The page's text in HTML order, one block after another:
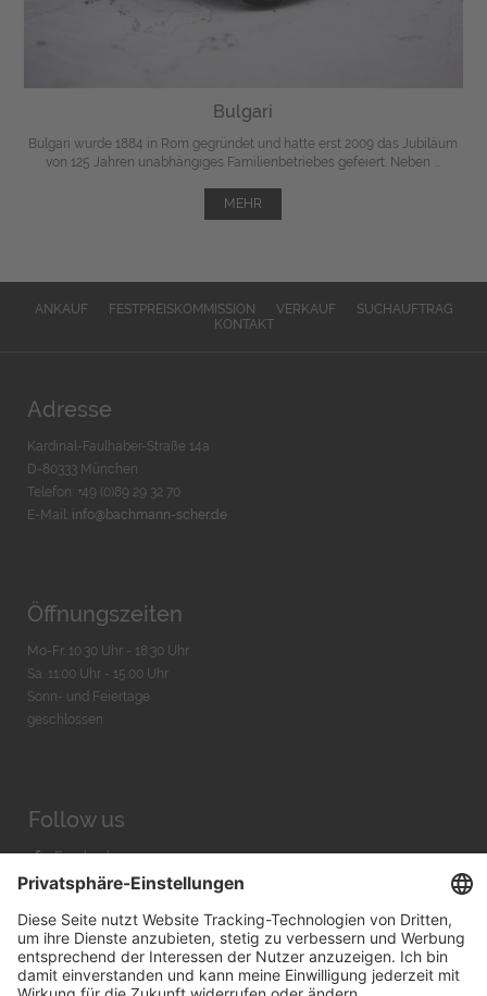
Bulgari
Bulgari wurde 1884 in Rom gegründet und hatte erst 2009 das Jubiläum
von 125 Jahren unabhängiges Familienbetriebes gefeiert. Neben ...
MEHR
ANKAUF FESTPREISKOMMISSION VERKAUF
SUCHAUFTRAG
KONTAKT
Adresse
Kardinal-Faulhaber-Straße 14a
D-80333 München
Telefon: +49 (0)89 29 32 70
E-Mail: info@bachmann-scher.de
Öffnungszeiten
Mo-Fr. 10:30 Uhr - 18:30 Uhr
Sa. 11:00 Uhr - 15.00 Uhr
Sonn- und Feiertage
geschlossen
Follow us
Facebook
Instagram